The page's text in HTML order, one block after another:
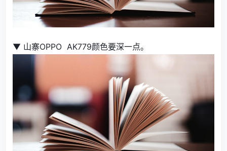
▼ 山寨OPPO AK779颜色要深一点。